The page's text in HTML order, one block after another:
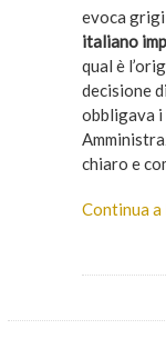
evoca
italiano
qual è
decisione
obbligava i
chiaro e
Continua